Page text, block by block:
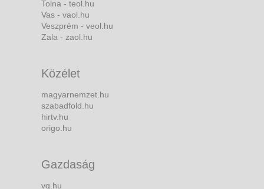
Tolna - teol.hu
Vas - vaol.hu
Veszprém - veol.hu
Zala - zaol.hu
Közélet
magyarnemzet.hu
szabadfold.hu
hirtv.hu
origo.hu
Gazdaság
vg.hu